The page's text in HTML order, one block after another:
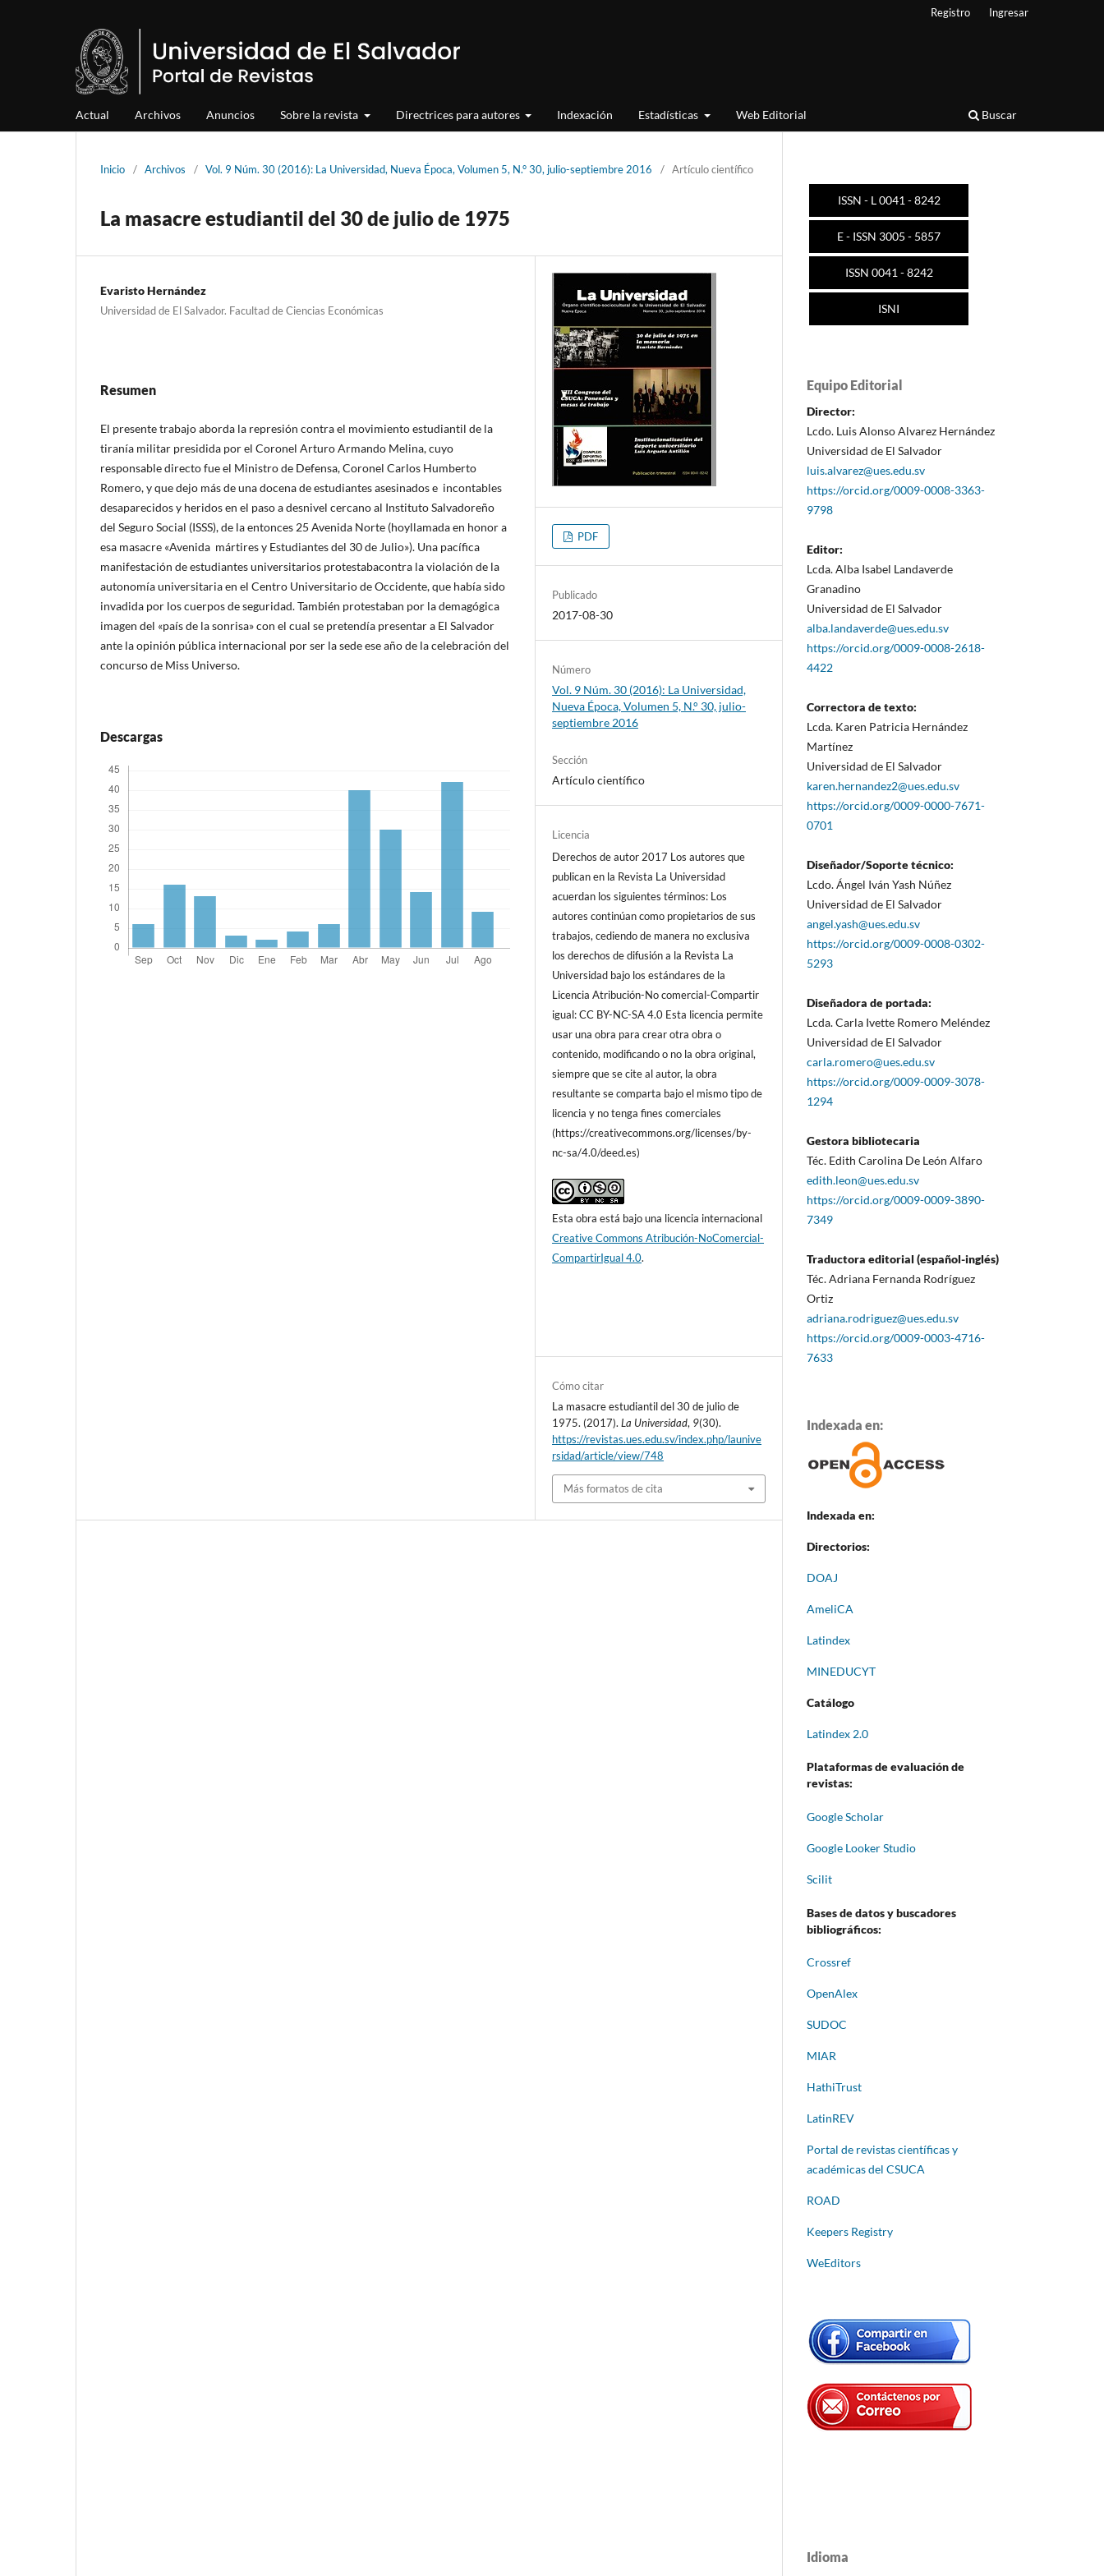
Actual Archivos Anuncios Sobre la revista Directrices para autores Indexación Estadísticas Web Editorial Buscar
Registro Ingresar
Inicio / Archivos / Vol. 9 Núm. 30 (2016): La Universidad, Nueva Época, Volumen 5, N.° 30, julio-septiembre 2016 / Artículo científico
La masacre estudiantil del 30 de julio de 1975
Evaristo Hernández
Universidad de El Salvador. Facultad de Ciencias Económicas
Resumen
El presente trabajo aborda la represión contra el movimiento estudiantil de la
tiranía militar presidida por el Coronel Arturo Armando Melina, cuyo
responsable directo fue el Ministro de Defensa, Coronel Carlos Humberto
Romero, y que dejo más de una docena de estudiantes asesinados e incontables
desaparecidos y heridos en el paso a desnivel cercano al Instituto Salvadoreño
del Seguro Social (ISSS), de la entonces 25 Avenida Norte (hoyllamada en honor a
esa masacre «Avenida mártires y Estudiantes del 30 de Julio»). Una pacífica
manifestación de estudiantes universitarios protestabacontra la violación de la
autonomía universitaria en el Centro Universitario de Occidente, que había sido
invadida por los cuerpos de seguridad. También protestaban por la demagógica
imagen del «país de la sonrisa» con el cual se pretendía presentar a El Salvador
ante la opinión pública internacional por ser la sede ese año de la celebración del
concurso de Miss Universo.
Descargas
PDF
Publicado
2017-08-30
Número
Vol. 9 Núm. 30 (2016): La Universidad,
Nueva Época, Volumen 5, N.° 30, julio-
septiembre 2016
Sección
Artículo científico
Licencia
Derechos de autor 2017 Los autores que
publican en la Revista La Universidad
acuerdan los siguientes términos: Los
autores continúan como propietarios de sus
trabajos, cediendo de manera no exclusiva
los derechos de difusión a la Revista La
Universidad bajo los estándares de la
Licencia Atribución-No comercial-Compartir
igual: CC BY-NC-SA 4.0 Esta licencia permite
usar una obra para crear otra obra o
contenido, modificando o no la obra original,
siempre que se cite al autor, la obra
resultante se comparta bajo el mismo tipo de
licencia y no tenga fines comerciales
(https://creativecommons.org/licenses/by-
nc-sa/4.0/deed.es)
Esta obra está bajo una licencia internacional
Creative Commons Atribución-NoComercial-
CompartirIgual 4.0.
Cómo citar
La masacre estudiantil del 30 de julio de
1975. (2017).La Universidad, 9(30).
https://revistas.ues.edu.sv/index.php/launive
rsidad/article/view/748
Más formatos de cita
ISSN - L 0041 - 8242
E - ISSN 3005 - 5857
ISSN 0041 - 8242
ISNI
Equipo Editorial
Director:
Lcdo. Luis Alonso Alvarez Hernández
Universidad de El Salvador
luis.alvarez@ues.edu.sv
https://orcid.org/0009-0008-3363-
9798
Editor:
Lcda. Alba Isabel Landaverde
Granadino
Universidad de El Salvador
alba.landaverde@ues.edu.sv
https://orcid.org/0009-0008-2618-
4422
Correctora de texto:
Lcda. Karen Patricia Hernández
Martínez
Universidad de El Salvador
karen.hernandez2@ues.edu.sv
https://orcid.org/0009-0000-7671-
0701
Diseñador/Soporte técnico:
Lcdo. Ángel Iván Yash Núñez
Universidad de El Salvador
angel.yash@ues.edu.sv
https://orcid.org/0009-0008-0302-
5293
Diseñadora de portada:
Lcda. Carla Ivette Romero Meléndez
Universidad de El Salvador
carla.romero@ues.edu.sv
https://orcid.org/0009-0009-3078-
1294
Gestora bibliotecaria
Téc. Edith Carolina De León Alfaro
edith.leon@ues.edu.sv
https://orcid.org/0009-0009-3890-
7349
Traductora editorial (español-inglés)
Téc. Adriana Fernanda Rodríguez
Ortiz
adriana.rodriguez@ues.edu.sv
https://orcid.org/0009-0003-4716-
7633
Indexada en:
Indexada en:
Directorios:
DOAJ
AmeliCA
Latindex
MINEDUCYT
Catálogo
Latindex 2.0
Plataformas de evaluación de
revistas:
Google Scholar
Google Looker Studio
Scilit
Bases de datos y buscadores
bibliográficos:
Crossref
OpenAlex
SUDOC
MIAR
HathiTrust
LatinREV
Portal de revistas científicas y
académicas del CSUCA
ROAD
Keepers Registry
WeEditors
Idioma